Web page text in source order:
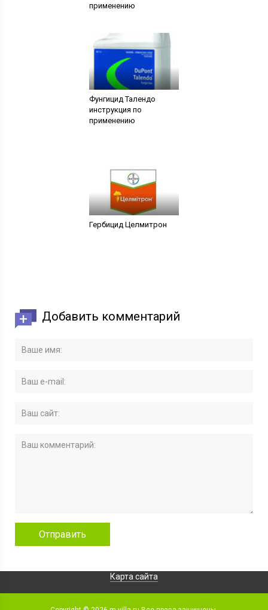
применению
Фунгицид Талендо
инструкция по
применению
Гербицид Целмитрон
Добавить комментарий
Карта сайта